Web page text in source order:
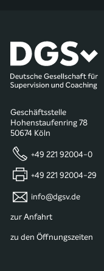
Geschäftsstelle
Hohenstaufenring 78
50674 Köln
+49 221 92004-0
+49 221 92004-29
info@dgsv.de
zur Anfahrt
zu den Öffnungszeiten